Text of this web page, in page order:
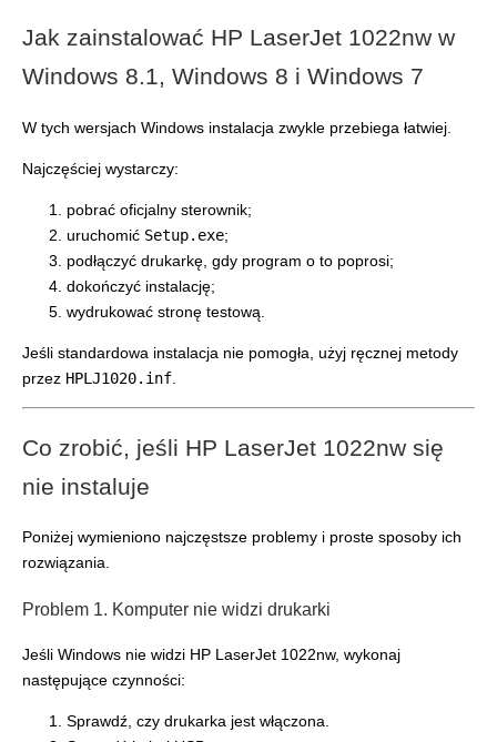
Jak zainstalować HP LaserJet 1022nw w
Windows 8.1, Windows 8 i Windows 7
W tych wersjach Windows instalacja zwykle przebiega łatwiej.
Najczęściej wystarczy:
pobrać oficjalny sterownik;
uruchomić Setup.exe;
podłączyć drukarkę, gdy program o to poprosi;
dokończyć instalację;
wydrukować stronę testową.
Jeśli standardowa instalacja nie pomogła, użyj ręcznej metody
przez HPLJ1020.inf
Co zrobić, jeśli HP LaserJet 1022nw się
nie instaluje
Poniżej wymieniono najczęstsze problemy i proste sposoby ich
rozwiązania.
Problem 1. Komputer nie widzi drukarki
Jeśli Windows nie widzi HP LaserJet 1022nw, wykonaj
następujące czynności:
Sprawdź, czy drukarka jest włączona.